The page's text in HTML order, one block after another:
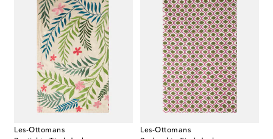
Les-Ottomans
Les-Ottomans